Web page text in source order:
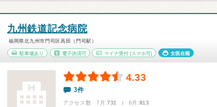
九州鉄道記念病院
福岡県北九州市門司区高田（門司駅）
駐車場あり 電子決済可 マイナ受付 (スマホ可) 女医在籍
4.33
3件
アクセス数 7月:731 | 6月:813